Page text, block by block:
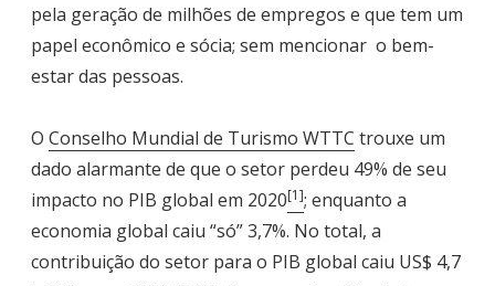
pela geração de milhões de empregos e que tem um
papel econômico e sócia; sem mencionar o bem-
estar das pessoas.
O Conselho Mundial de Turismo WTTC trouxe um
dado alarmante de que o setor perdeu 49% de seu
impacto no PIB global em 2020[1]; enquanto a
economia global caiu “só” 3,7%. No total, a
contribuição do setor para o PIB global caiu US$ 4,7